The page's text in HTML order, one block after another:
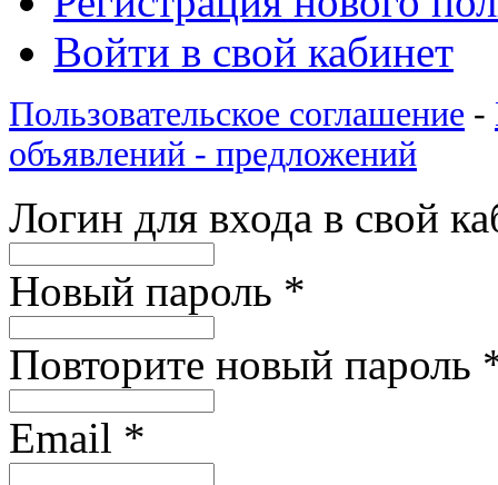
Войти в свой кабинет
Пользовательское соглашение -
объявлений - предложений
Логин для входа в свой
Новый пароль *
Повторите новый пароль
Email *